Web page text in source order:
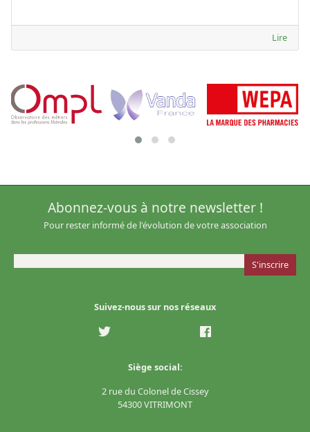
Lire
Suivez-nous sur nos réseaux
Siège social:
2 rue du Colonel de Cissey
54300 VITRIMONT
Abonnez-vous à notre newsletter !
Pour rester informé de l'évolution de votre association